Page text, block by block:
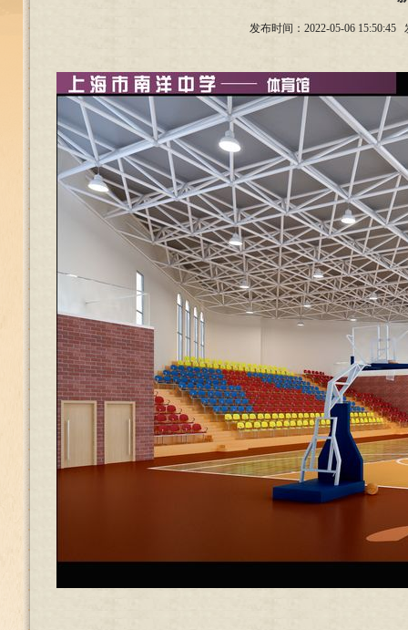
发布时间：2022-05-06